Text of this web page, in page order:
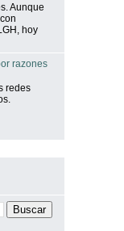
Aunque
hoy
razones
redes